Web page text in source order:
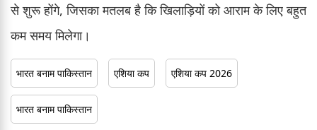
से शुरू होंगे, जिसका मतलब है कि खिलाड़ियों को आराम के लिए बहुत
कम समय मिलेगा।
भारत बनाम पाकिस्तान एशिया कप एशिया कप 2026
भारत बनाम पाकिस्तान